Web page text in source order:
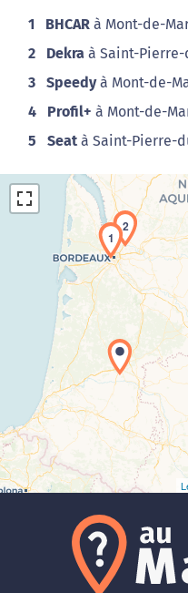
1 BHCAR à Mont-de-
2 Dekra à Saint-
3 Speedyà Mont-de-
4 Profil+ à Mont-de-
5 Seat à Saint-Pierre-
1
2